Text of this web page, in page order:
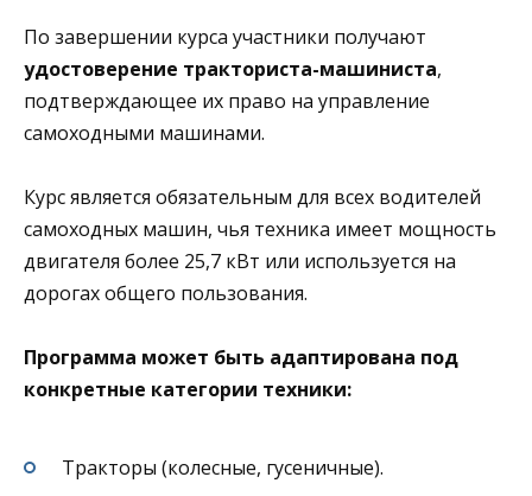
По завершении курса участники получают
удостоверение тракториста-машиниста,
подтверждающее их право на управление
самоходными машинами.
Курс является обязательным для всех водителей
самоходных машин, чья техника имеет мощность
двигателя более 25,7 кВт или используется на
дорогах общего пользования.
Программа может быть адаптирована под
конкретные категории техники:
Тракторы (колесные, гусеничные).